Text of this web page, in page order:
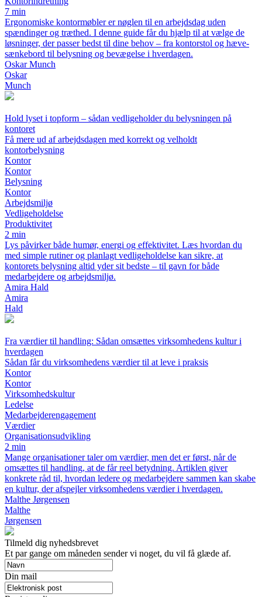
7 min
Ergonomiske kontormøbler er nøglen til en arbejdsdag uden
spændinger og træthed. I denne guide får du hjælp til at vælge de
løsninger, der passer bedst til dine behov – fra kontorstol og hæve-
sænkebord til belysning og bevægelse i hverdagen.
Oskar Munch
Oskar
Munch
Hold lyset i topform – sådan vedligeholder du belysningen på
kontoret
Få mere ud af arbejdsdagen med korrekt og velholdt
kontorbelysning
Kontor
Kontor
Belysning
Kontor
Arbejdsmiljø
Vedligeholdelse
Produktivitet
2 min
Lys påvirker både humør, energi og effektivitet. Læs hvordan du
med simple rutiner og planlagt vedligeholdelse kan sikre, at
kontorets belysning altid yder sit bedste – til gavn for både
medarbejdere og arbejdsmiljø.
Amira Hald
Amira
Hald
Fra værdier til handling: Sådan omsættes virksomhedens kultur i
hverdagen
Sådan får du virksomhedens værdier til at leve i praksis
Kontor
Kontor
Virksomhedskultur
Ledelse
Medarbejderengagement
Værdier
Organisationsudvikling
2 min
Mange organisationer taler om værdier, men det er først, når de
omsættes til handling, at de får reel betydning. Artiklen giver
konkrete råd til, hvordan ledere og medarbejdere sammen kan skabe
en kultur, der afspejler virksomhedens værdier i hverdagen.
Malthe Jørgensen
Malthe
Jørgensen
Tilmeld dig nyhedsbrevet
Et par gange om måneden sender vi noget, du vil få glæde af.
Din mail